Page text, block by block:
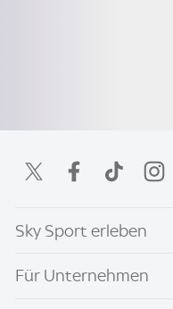
Sky Sport erleben
Für Unternehmen